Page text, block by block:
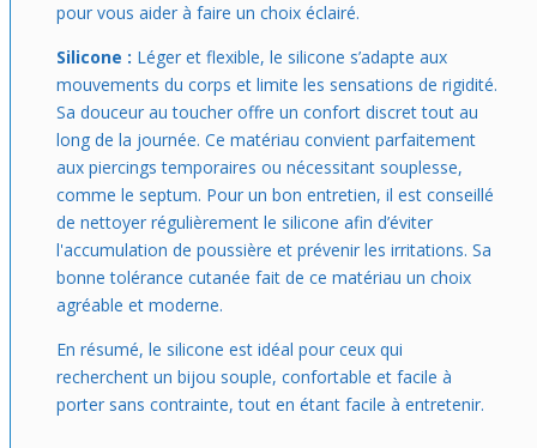
pour vous aider à faire un choix éclairé.
Silicone : Léger et flexible, le silicone s’adapte aux
mouvements du corps et limite les sensations de rigidité.
Sa douceur au toucher offre un confort discret tout au
long de la journée. Ce matériau convient parfaitement
aux piercings temporaires ou nécessitant souplesse,
comme le septum. Pour un bon entretien, il est conseillé
de nettoyer régulièrement le silicone afin d’éviter
l'accumulation de poussière et prévenir les irritations. Sa
bonne tolérance cutanée fait de ce matériau un choix
agréable et moderne.
En résumé, le silicone est idéal pour ceux qui
recherchent un bijou souple, confortable et facile à
porter sans contrainte, tout en étant facile à entretenir.